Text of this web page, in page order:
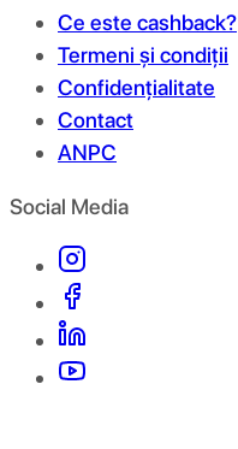
Ce este cashback?
Termeni și condiții
Confidențialitate
Contact
ANPC
Social Media